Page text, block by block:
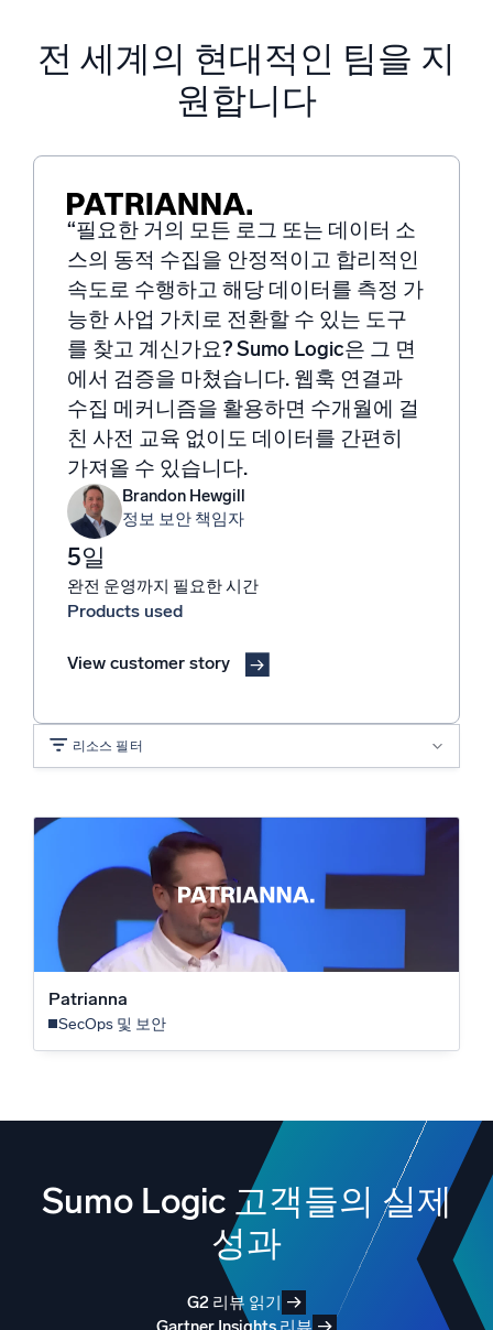
강력한 통합
신뢰할 수 있고 인증된
전 세계의 현대적인 팀을 지
원합니다
“필요한 거의 모든 로그 또는 데이터 소
스의 동적 수집을 안정적이고 합리적인
속도로 수행하고 해당 데이터를 측정 가
능한 사업 가치로 전환할 수 있는 도구
를 찾고 계신가요? Sumo Logic은 그 면
에서 검증을 마쳤습니다. 웹훅 연결과
수집 메커니즘을 활용하면 수개월에 걸
친 사전 교육 없이도 데이터를 간편히
가져올 수 있습니다.
Brandon Hewgill
정보 보안 책임자
5일
완전 운영까지 필요한 시간
Products used
View customer story
리소스 필터
솔루션
산업
Patrianna
SecOps 및 보안
Sumo Logic 고객들의 실제
성과
G2 리뷰 읽기